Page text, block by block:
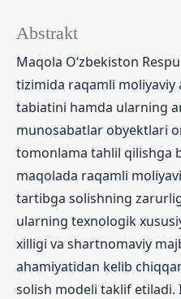
Abstrakt
Maqola O‘zbekiston
tizimida raqamli moliyaviy
tabiatini hamda ularning
munosabatlar obyektlari
tomonlama tahlil qilishga
maqolada raqamli
tartibga solishning
ularning texnologik
xilligi va shartnomaviy
ahamiyatidan kelib
solish modeli taklif etiladi.